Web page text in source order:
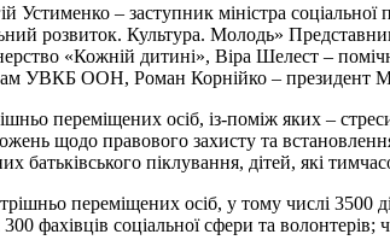
Устименко – заступник міністра
розвиток. Культура. Молодь»
«Кожній дитині», Віра Шелест –
УВКБ ООН, Роман Корнійко –
переміщених осіб, із-поміж яких –
щодо правового захисту та
батьківського піклування, дітей, які
переміщених осіб, у тому числі 3500
фахівців соціальної сфери та